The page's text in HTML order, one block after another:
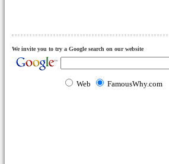
We invite you to try a Google search on our website
Web FamousWhy.com